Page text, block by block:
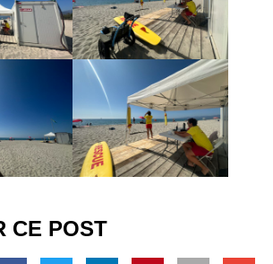
CE POST